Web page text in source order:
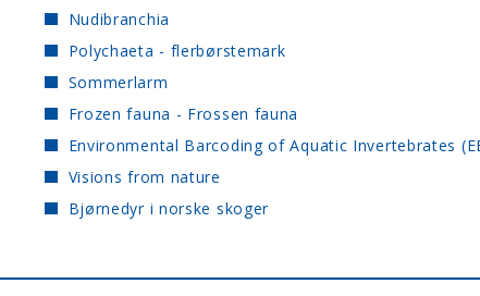
Nudibranchia
Polychaeta - flerbørstemark
Sommerlarm
Frozen fauna - Frossen fauna
Environmental Barcoding of Aquatic Invertebrates
Visions from nature
Bjørnedyr i norske skoger